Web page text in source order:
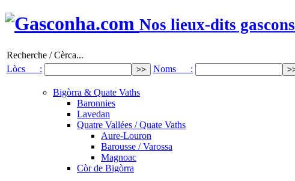
Nos lieux-dits gascons
Recherche / Cèrca...
Lòcs :
Noms :
Bigòrra & Quate Vaths
Baronnies
Lavedan
Quatre Vallées / Quate Vaths
Aure-Louron
Barousse / Varossa
Magnoac
Còr de Bigòrra